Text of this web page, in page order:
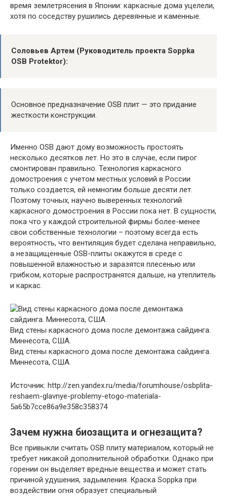
время землетрясения в Японии: каркасные дома уцелели,
хотя по соседству рушились деревянные и каменные.
Соловьев Артем (Руководитель проекта Soppka
OSB Protektor):
Основное предназначение OSB плит — это придание
жесткости конструкции.
Именно OSB дают дому возможность простоять
несколько десятков лет. Но это в случае, если пирог
смонтирован правильно. Технология каркасного
домостроения с учетом местных условий в России
только создается, ей немногим больше десяти лет.
Поэтому точных, научно выверенных технологий
каркасного домостроения в России пока нет. В сущности,
пока что у каждой строительной фирмы более-менее
свои собственные технологии – поэтому всегда есть
вероятность, что вентиляция будет сделана неправильно,
а незащищенные OSB-плиты окажутся в среде с
повышенной влажностью и заразятся плесенью или
грибком, которые распространятся дальше, на утеплитель
и каркас.
Вид стены каркасного дома после демонтажа сайдинга.
Миннесота, США.
Вид стены каркасного дома после демонтажа сайдинга.
Миннесота, США.
Источник: http://zen.yandex.ru/media/forumhouse/osbplita-
reshaem-glavnye-problemy-etogo-materiala-
5a65b7cce86a9e358c358374
Зачем нужна биозащита и огнезащита?
Все привыкли считать OSB плиту материалом, который не
требует никакой дополнительной обработки. Однако при
горении он выделяет вредные вещества и может стать
причиной удушения, задымления. Краска Soppka при
воздействии огня образует специальный